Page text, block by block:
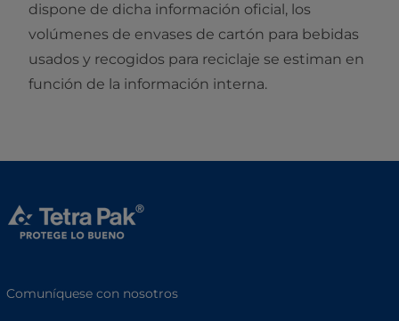
dispone de dicha información oficial, los
volúmenes de envases de cartón para bebidas
usados y recogidos para reciclaje se estiman en
función de la información interna.
Comuníquese con nosotros